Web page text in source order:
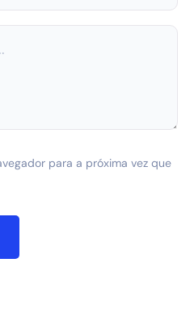
para a próxima vez que